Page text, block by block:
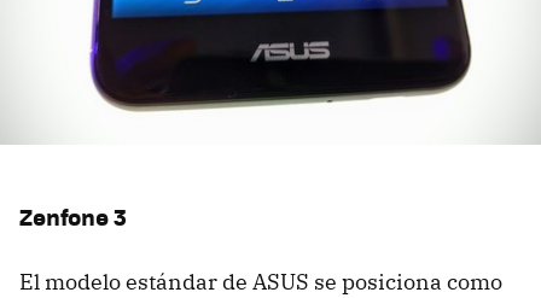
Zenfone 3
El modelo estándar de ASUS se posiciona como